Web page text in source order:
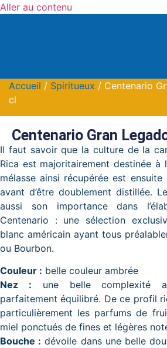
Aller au contenu
Accueil / Spiritueux / Centenario
cl
Centenario Gran
Il faut savoir que la culture de la
Rica est majoritairement destinée à
mélasse ainsi récupérée est
avant d’être doublement distillée.
aussi son importance dans
Centenario : une sélection
blanc américain ayant tous
ou Bourbon.
Couleur : belle couleur ambrée
Nez : une belle complexité
parfaitement équilibré. De ce profil
particulièrement les parfums de
miel ponctués de fines et légères
Bouche : dévoile dans une belle